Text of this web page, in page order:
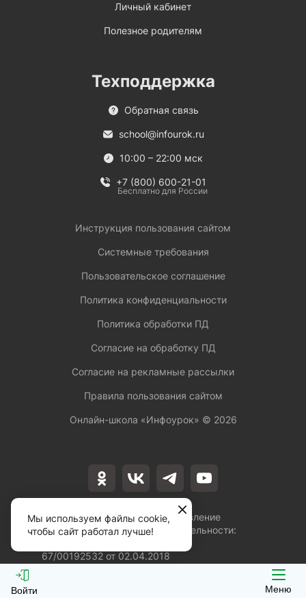
Войти Меню
Лицензия на осуществление
образовательной деятельности:
67/00192532 от 02.04.2018
Личный кабинет
Полезное родителям
Техподдержка
Обратная связь
school@infourok.ru
10:00 – 22:00 мск
+7 (800) 600-21-01
Бесплатно для России
Инструкция пользования сайтом
Системные требования
Пользовательское соглашение
Политика конфиденциальности
Политика обработки ПД
Согласие на обработку ПД
Согласие на рекламные рассылки
Правила пользования сайтом
Онлайн-школа «Инфоурок» © 2026
Мы используем файлы cookie,
чтобы сайт работал лучше!